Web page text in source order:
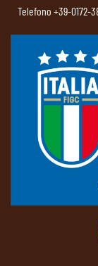
Telefono +39-0172-